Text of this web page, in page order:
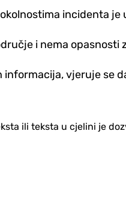
incidenta
i nema
vjeruje se
ili teksta u cjelini je